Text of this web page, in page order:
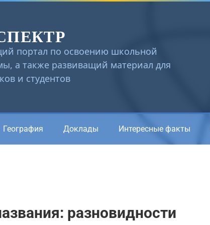
портал по освоению школьной
а также развиващий материал для
и студентов
География Доклады Интересные факты
разновидности